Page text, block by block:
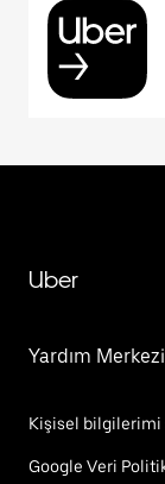
Uber
Yardım
Kişisel bilgilerimi
Google Veri